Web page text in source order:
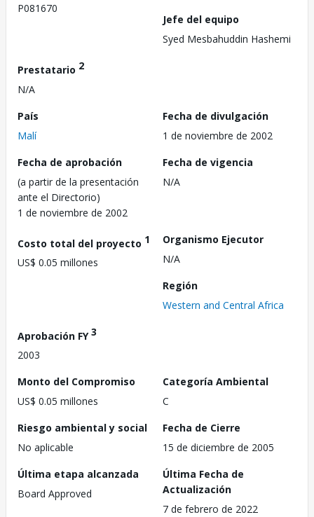
P081670
Jefe del equipo
Syed Mesbahuddin Hashemi
Prestatario 2
N/A
País
Malí
Fecha de divulgación
1 de noviembre de 2002
Fecha de aprobación
(a partir de la presentación
ante el Directorio)
1 de noviembre de 2002
Fecha de vigencia
N/A
Costo total del proyecto 1
US$ 0.05 millones
Organismo Ejecutor
N/A
Región
Western and Central Africa
Aprobación FY3
2003
Monto del Compromiso
US$ 0.05 millones
Categoría Ambiental
C
Riesgo ambiental y social
No aplicable
Fecha de Cierre
15 de diciembre de 2005
Última etapa alcanzada
Board Approved
Última Fecha de
Actualización
7 de febrero de 2022